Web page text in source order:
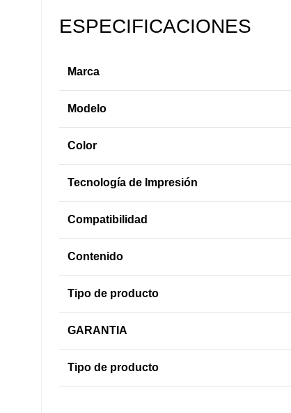
ESPECIFICACIONES
Marca
Modelo
Color
Tecnología de Impresión
Compatibilidad
Contenido
Tipo de producto
GARANTIA
Tipo de producto